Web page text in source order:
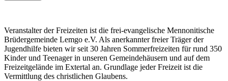
Veranstalter der Freizeiten ist die frei-evangelische Mennonitische
Brüdergemeinde Lemgo e.V. Als anerkannter freier Träger der
Jugendhilfe bieten wir seit 30 Jahren Sommerfreizeiten für rund 350
Kinder und Teenager in unseren Gemeindehäusern und auf dem
Freizeitgelände im Extertal an. Grundlage jeder Freizeit ist die
Vermittlung des christlichen Glaubens.